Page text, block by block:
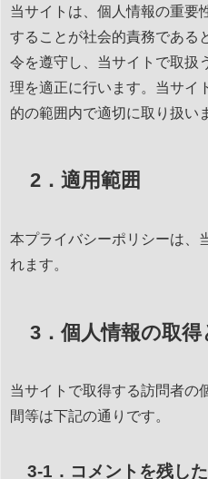
当サイトは、個人情報の重要
することが社会的責務である
令を遵守し、当サイトで取扱
理を適正に行います。当サイ
的の範囲内で適切に取り扱い
2．適用範囲
本プライバシーポリシーは、
れます。
3．個人情報の取得
当サイトで取得する訪問者の
間等は下記の通りです。
3-1．コメントを残し